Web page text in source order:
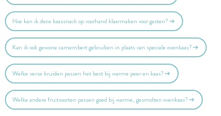
Hoe kan ik deze kaassnack op voorhand klaarmaken voor gasten?
Kan ik ook gewone camembert gebruiken in plaats van speciale ovenkaas?
Welke verse kruiden passen het best bij warme peer en kaas?
Welke andere fruitsoorten passen goed bij warme, gesmolten ovenkaas?